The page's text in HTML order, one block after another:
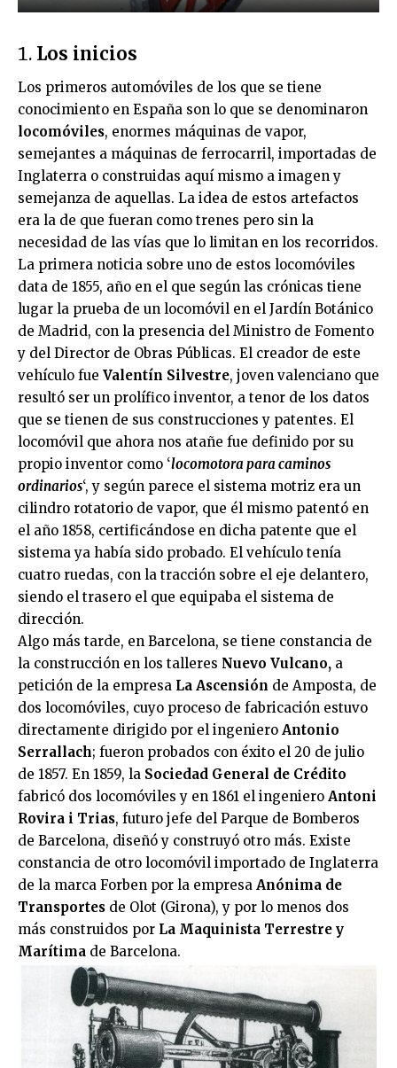
Los inicios
Los primeros automóviles de los que se tiene
conocimiento en España son lo que se denominaron
locomóviles, enormes máquinas de vapor,
semejantes a máquinas de ferrocarril, importadas de
Inglaterra o construidas aquí mismo a imagen y
semejanza de aquellas. La idea de estos artefactos
era la de que fueran como trenes pero sin la
necesidad de las vías que lo limitan en los recorridos.
La primera noticia sobre uno de estos locomóviles
data de 1855, año en el que según las crónicas tiene
lugar la prueba de un locomóvil en el Jardín Botánico
de Madrid, con la presencia del Ministro de Fomento
y del Director de Obras Públicas. El creador de este
vehículo fue Valentín Silvestre, joven valenciano que
resultó ser un prolífico inventor, a tenor de los datos
que se tienen de sus construcciones y patentes. El
locomóvil que ahora nos atañe fue definido por su
propio inventor como ‘locomotora para caminos
ordinarios‘, y según parece el sistema motriz era un
cilindro rotatorio de vapor, que él mismo patentó en
el año 1858, certificándose en dicha patente que el
sistema ya había sido probado. El vehículo tenía
cuatro ruedas, con la tracción sobre el eje delantero,
siendo el trasero el que equipaba el sistema de
dirección.
Algo más tarde, en Barcelona, se tiene constancia de
la construcción en los talleres Nuevo Vulcano, a
petición de la empresa La Ascensión de Amposta, de
dos locomóviles, cuyo proceso de fabricación estuvo
directamente dirigido por el ingeniero Antonio
Serrallach; fueron probados con éxito el 20 de julio
de 1857. En 1859, la Sociedad General de Crédito
fabricó dos locomóviles y en 1861 el ingeniero Antoni
Rovira i Trias, futuro jefe del Parque de Bomberos
de Barcelona, diseñó y construyó otro más. Existe
constancia de otro locomóvil importado de Inglaterra
de la marca Forben por la empresa Anónima de
Transportes de Olot (Girona), y por lo menos dos
más construidos por La Maquinista Terrestre y
Marítima de Barcelona.